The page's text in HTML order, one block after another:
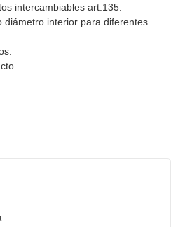
intercambiables art.135.
diámetro interior para diferentes